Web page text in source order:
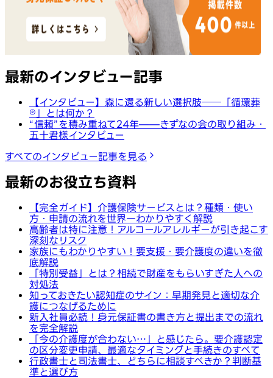
最新のインタビュー記事
【インタビュー】森に還る新しい選択肢──「循環葬
®︎」とは何か？
“信頼”を積み重ねて24年——きずなの会の取り組み・
五十君様インタビュー
すべてのインタビュー記事を見る
最新のお役立ち資料
【完全ガイド】介護保険サービスとは？種類・使い
方・申請の流れを世界一わかりやすく解説
高齢者は特に注意！アルコールアレルギーが引き起こす
深刻なリスク
家族にもわかりやすい！要支援・要介護度の違いを徹
底解説
「特別受益」とは？相続で財産をもらいすぎた人への
対処法
知っておきたい認知症のサイン：早期発見と適切な介
護につなげるために
新入社員必読！身元保証書の書き方と提出までの流れ
を完全解説
「今の介護度が合わない…」と感じたら。要介護認定
の区分変更申請、最適なタイミングと手続きのすべて
行政書士と司法書士、どちらに相談すべきか？判断基
準と選び方